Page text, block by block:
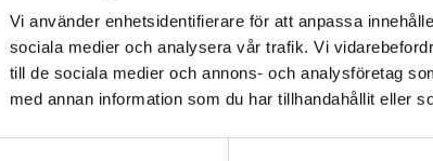
Vi använder enhetsidentifierare för att anpassa
sociala medier och analysera vår trafik. Vi
till de sociala medier och annons- och analysföretag
med annan information som du har tillhandahållit eller